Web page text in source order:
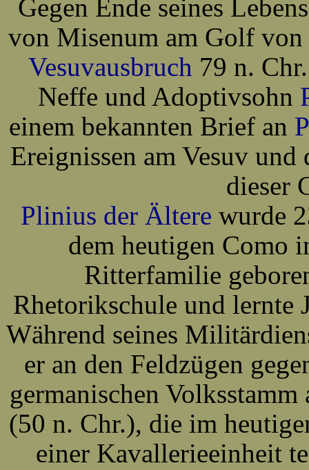
Gegen Ende seines
von Misenum am Golf von
Vesuvausbruch 79 n.
Neffe und Adoptivsohn
einem bekannten Brief an
Ereignissen am Vesuv
dieser
Plinius der Ältere wurde
dem heutigen Como
Ritterfamilie
Rhetorikschule und lernte
Während seines
er an den Feldzügen
germanischen
(50 n. Chr.), die im
einer Kavallerieeinheit